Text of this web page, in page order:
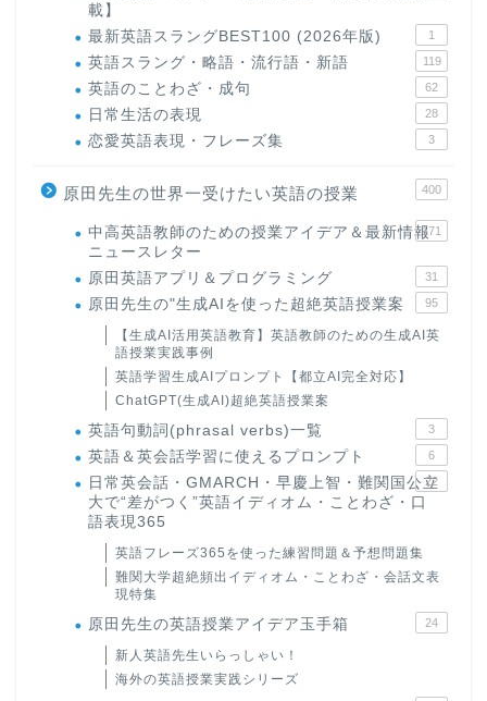
載】
最新英語スラングBEST100 (2026年版) 1
英語スラング・略語・流行語・新語 119
英語のことわざ・成句 62
日常生活の表現 28
恋愛英語表現・フレーズ集 3
原田先生の世界一受けたい英語の授業 400
中高英語教師のための授業アイデア＆最新情報
ニュースレター
171
原田英語アプリ＆プログラミング 31
原田先生の"生成AIを使った超絶英語授業案 95
【生成AI活用英語教育】英語教師のための生成AI英
語授業実践事例
英語学習生成AIプロンプト【都立AI完全対応】
ChatGPT(生成AI)超絶英語授業案
英語句動詞(phrasal verbs)一覧 3
英語＆英会話学習に使えるプロンプト 6
日常英会話・GMARCH・早慶上智・難関国公立
大で“差がつく”英語イディオム・ことわざ・口
語表現365
22
英語フレーズ365を使った練習問題＆予想問題集
難関大学超絶頻出イディオム・ことわざ・会話文表
現特集
原田先生の英語授業アイデア玉手箱 24
新人英語先生いらっしゃい！
海外の英語授業実践シリーズ